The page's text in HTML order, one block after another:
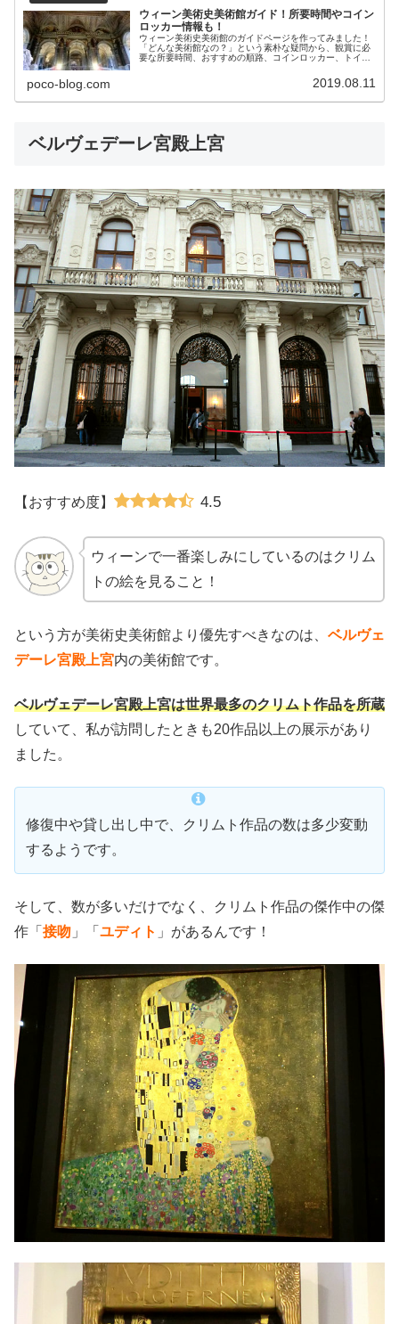
ウィーン美術史美術館ガイド！所要時間やコイン
ロッカー情報も！
ウィーン美術史美術館のガイドページを作ってみました！
「どんな美術館なの？」という素朴な疑問から、観賞に必
要な所要時間、おすすめの順路、コインロッカー、トイレ
poco-blog.com 2019.08.11
ベルヴェデーレ宮殿上宮
【おすすめ度】 4.5
ウィーンで一番楽しみにしているのはクリム
トの絵を見ること！
という方が美術史美術館より優先すべきなのは、 ベルヴェ
デーレ宮殿上宮内の美術館です。
ベルヴェデーレ宮殿上宮は世界最多のクリムト作品を所蔵
していて、私が訪問したときも20作品以上の展示があり
ました。
修復中や貸し出し中で、クリムト作品の数は多少変動
するようです。
そして、数が多いだけでなく、クリムト作品の傑作中の傑
作「 接吻 」「 ユディト 」があるんです！